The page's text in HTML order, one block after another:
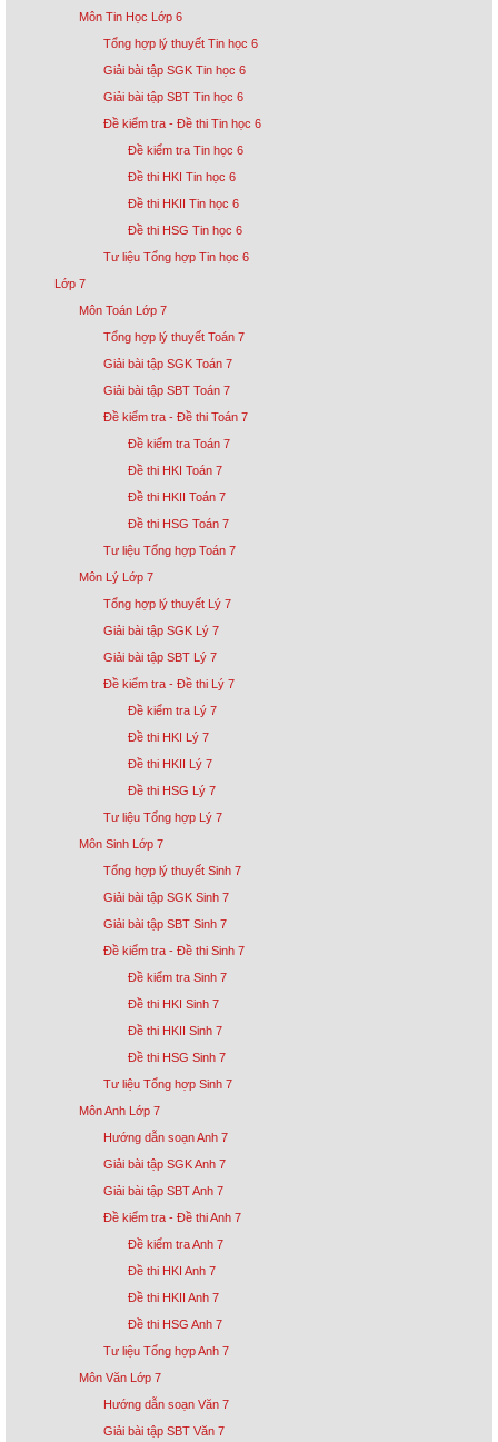
Môn Tin Học Lớp 6
Tổng hợp lý thuyết Tin học 6
Giải bài tập SGK Tin học 6
Giải bài tập SBT Tin học 6
Đề kiểm tra - Đề thi Tin học 6
Đề kiểm tra Tin học 6
Đề thi HKI Tin học 6
Đề thi HKII Tin học 6
Đề thi HSG Tin học 6
Tư liệu Tổng hợp Tin học 6
Lớp 7
Môn Toán Lớp 7
Tổng hợp lý thuyết Toán 7
Giải bài tập SGK Toán 7
Giải bài tập SBT Toán 7
Đề kiểm tra - Đề thi Toán 7
Đề kiểm tra Toán 7
Đề thi HKI Toán 7
Đề thi HKII Toán 7
Đề thi HSG Toán 7
Tư liệu Tổng hợp Toán 7
Môn Lý Lớp 7
Tổng hợp lý thuyết Lý 7
Giải bài tập SGK Lý 7
Giải bài tập SBT Lý 7
Đề kiểm tra - Đề thi Lý 7
Đề kiểm tra Lý 7
Đề thi HKI Lý 7
Đề thi HKII Lý 7
Đề thi HSG Lý 7
Tư liệu Tổng hợp Lý 7
Môn Sinh Lớp 7
Tổng hợp lý thuyết Sinh 7
Giải bài tập SGK Sinh 7
Giải bài tập SBT Sinh 7
Đề kiểm tra - Đề thi Sinh 7
Đề kiểm tra Sinh 7
Đề thi HKI Sinh 7
Đề thi HKII Sinh 7
Đề thi HSG Sinh 7
Tư liệu Tổng hợp Sinh 7
Môn Anh Lớp 7
Hướng dẫn soạn Anh 7
Giải bài tập SGK Anh 7
Giải bài tập SBT Anh 7
Đề kiểm tra - Đề thi Anh 7
Đề kiểm tra Anh 7
Đề thi HKI Anh 7
Đề thi HKII Anh 7
Đề thi HSG Anh 7
Tư liệu Tổng hợp Anh 7
Môn Văn Lớp 7
Hướng dẫn soạn Văn 7
Giải bài tập SBT Văn 7